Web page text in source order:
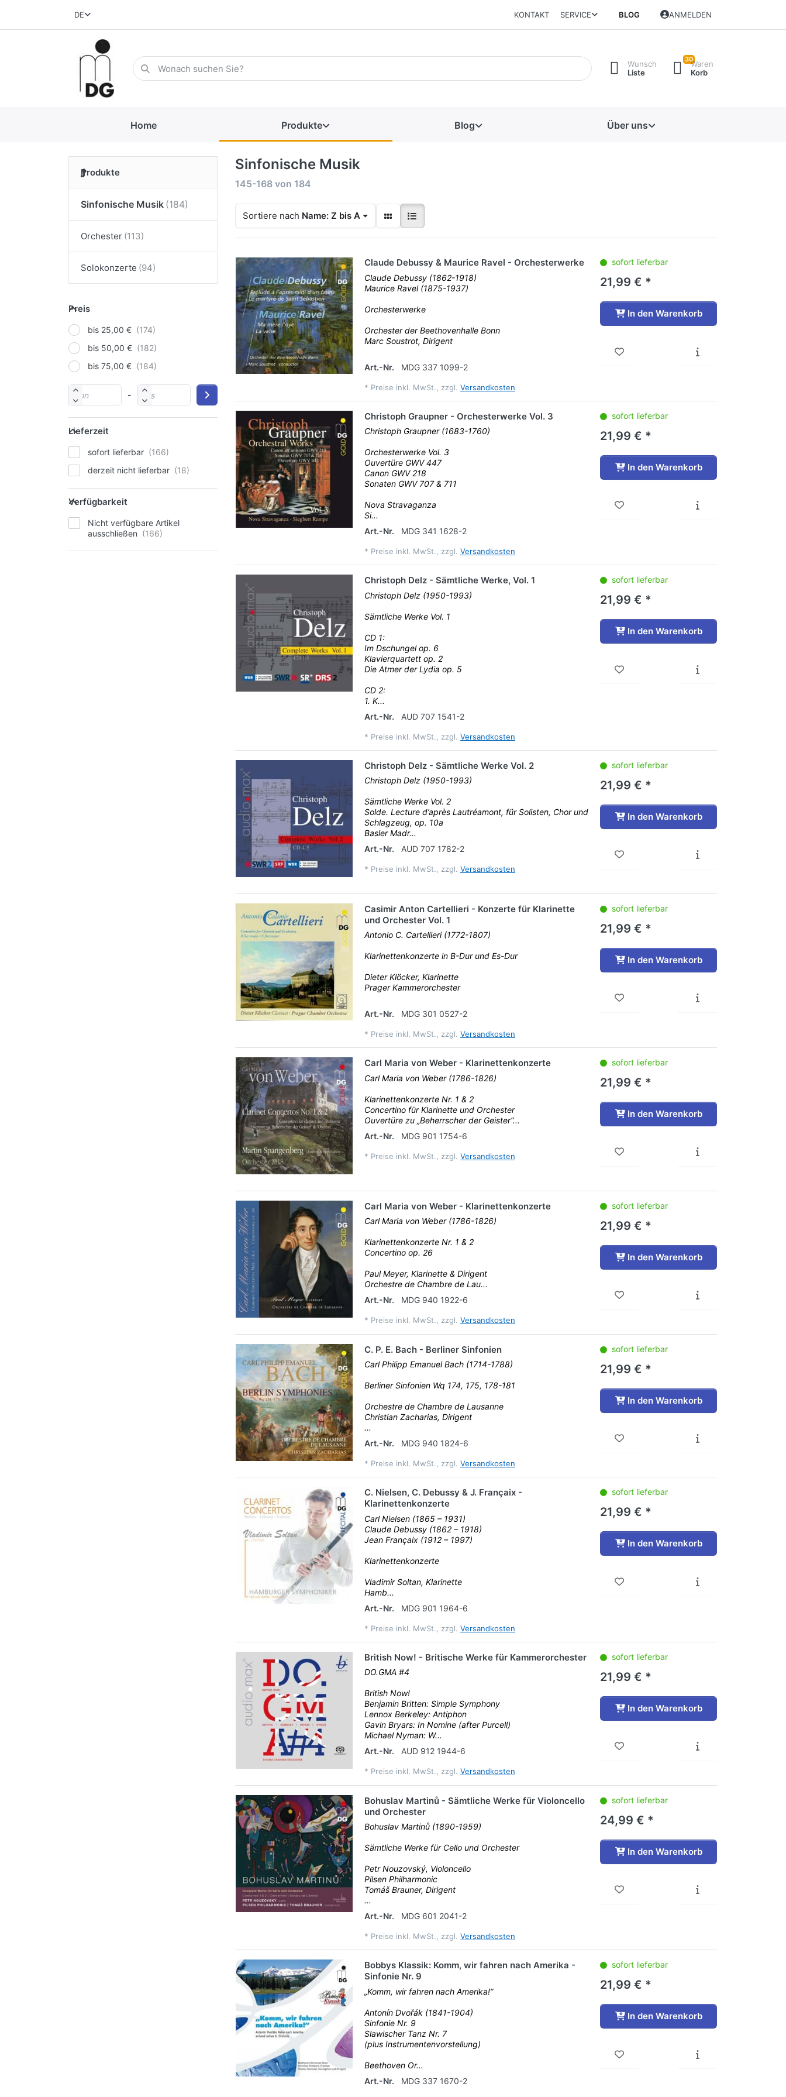
DE KONTAKT SERVICE BLOG ANMELDEN
Wunsch
Liste
30Waren
Korb
Home Produkte Blog Über uns
Produkte
Sinfonische Musik
Orchester
Solokonzerte
Preis
bis 25,00 €
bis 50,00 €
bis 75,00 €
-
Lieferzeit
sofort lieferbar
derzeit nicht lieferbar
Verfügbarkeit
Nicht verfügbare Artikel
ausschließen
Sinfonische Musik
145-168 von 184
Sortiere nach Name: Z bis A
Claude Debussy & Maurice Ravel - Orchesterwerke
Claude Debussy (1862-1918)
Maurice Ravel (1875-1937)
Orchesterwerke
Orchester der Beethovenhalle Bonn
Marc Soustrot, Dirigent
Art.-Nr. MDG 337 1099-2
* Preise inkl. MwSt., zzgl. Versandkosten
sofort lieferbar
21,99 € *
In den Warenkorb
Christoph Graupner - Orchesterwerke Vol. 3
Christoph Graupner (1683-1760)
Orchesterwerke Vol. 3
Ouvertüre GWV 447
Canon GWV 218
Sonaten GWV 707 & 711
Nova Stravaganza
Si...
Art.-Nr.
MDG 341 1628-2
* Preise inkl. MwSt., zzgl. Versandkosten
sofort lieferbar
21,99 € *
In den Warenkorb
Christoph Delz - Sämtliche Werke, Vol. 1
Christoph Delz (1950-1993)
Sämtliche Werke Vol. 1
CD 1:
Im Dschungel op. 6
Klavierquartett op. 2
Die Atmer der Lydia op. 5
CD 2:
1. K...
Art.-Nr.
AUD 707 1541-2
* Preise inkl. MwSt., zzgl. Versandkosten
sofort lieferbar
21,99 € *
In den Warenkorb
Christoph Delz - Sämtliche Werke Vol. 2
Christoph Delz (1950-1993)
Sämtliche Werke Vol. 2
Solde. Lecture d’après Lautréamont, für Solisten, Chor und
Schlagzeug, op. 10a
Basler Madr...
Art.-Nr.
AUD 707 1782-2
* Preise inkl. MwSt., zzgl. Versandkosten
sofort lieferbar
21,99 € *
In den Warenkorb
Casimir Anton Cartellieri - Konzerte für Klarinette
und Orchester Vol. 1
Antonio C. Cartellieri (1772-1807)
Klarinettenkonzerte in B-Dur und Es-Dur
Dieter Klöcker, Klarinette
Prager Kammerorchester
Art.-Nr. MDG 301 0527-2
* Preise inkl. MwSt., zzgl. Versandkosten
sofort lieferbar
21,99 € *
In den Warenkorb
Carl Maria von Weber - Klarinettenkonzerte
Carl Maria von Weber (1786-1826)
Klarinettenkonzerte Nr. 1 & 2
Concertino für Klarinette und Orchester
Ouvertüre zu „Beherrscher der Geister“...
Art.-Nr.
MDG 901 1754-6
* Preise inkl. MwSt., zzgl. Versandkosten
sofort lieferbar
21,99 € *
In den Warenkorb
Carl Maria von Weber - Klarinettenkonzerte
Carl Maria von Weber (1786-1826)
Klarinettenkonzerte Nr. 1 & 2
Concertino op. 26
Paul Meyer, Klarinette & Dirigent
Orchestre de Chambre de Lau...
Art.-Nr.
MDG 940 1922-6
* Preise inkl. MwSt., zzgl. Versandkosten
sofort lieferbar
21,99 € *
In den Warenkorb
C. P. E. Bach - Berliner Sinfonien
Carl Philipp Emanuel Bach (1714-1788)
Berliner Sinfonien Wq 174, 175, 178-181
Orchestre de Chambre de Lausanne
Christian Zacharias, Dirigent
...
Art.-Nr.
MDG 940 1824-6
* Preise inkl. MwSt., zzgl. Versandkosten
sofort lieferbar
21,99 € *
In den Warenkorb
C. Nielsen, C. Debussy & J. Françaix -
Klarinettenkonzerte
Carl Nielsen (1865 – 1931)
Claude Debussy (1862 – 1918)
Jean Françaix (1912 – 1997)
Klarinettenkonzerte
Vladimir Soltan, Klarinette
Hamb...
Art.-Nr.
MDG 901 1964-6
* Preise inkl. MwSt., zzgl. Versandkosten
sofort lieferbar
21,99 € *
In den Warenkorb
British Now! - Britische Werke für Kammerorchester
DO.GMA #4
British Now!
Benjamin Britten: Simple Symphony
Lennox Berkeley: Antiphon
Gavin Bryars: In Nomine (after Purcell)
Michael Nyman: W...
Art.-Nr.
AUD 912 1944-6
* Preise inkl. MwSt., zzgl. Versandkosten
sofort lieferbar
21,99 € *
In den Warenkorb
Bohuslav Martinů - Sämtliche Werke für Violoncello
und Orchester
Bohuslav Martinů (1890-1959)
Sämtliche Werke für Cello und Orchester
Petr Nouzovský, Violoncello
Pilsen Philharmonic
Tomáš Brauner, Dirigent
...
Art.-Nr.
MDG 601 2041-2
* Preise inkl. MwSt., zzgl. Versandkosten
sofort lieferbar
24,99 € *
In den Warenkorb
Bobbys Klassik: Komm, wir fahren nach Amerika -
Sinfonie Nr. 9
„Komm, wir fahren nach Amerika!“
Antonín Dvořák (1841-1904)
Sinfonie Nr. 9
Slawischer Tanz Nr. 7
(plus Instrumentenvorstellung)
Beethoven Or...
Art.-Nr.
MDG 337 1670-2
sofort lieferbar
21,99 € *
In den Warenkorb